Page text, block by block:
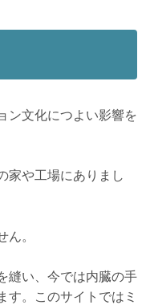
ン文化につよい影響を
家や工場にありまし
ん。
縫い、今では内臓の手
す。このサイトではミ